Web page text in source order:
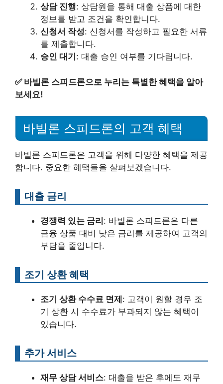
상담 진행: 상담원을 통해 대출 상품에 대한
정보를 받고 조건을 확인합니다.
신청서 작성: 신청서를 작성하고 필요한 서류
를 제출합니다.
승인 대기 : 대출 승인 여부를 기다립니다.
✅ 바빌론 스피드론으로 누리는 특별한 혜택을 알아
보세요!
바빌론 스피드론의 고객 혜택
바빌론 스피드론은 고객을 위해 다양한 혜택을 제공
합니다. 중요한 혜택들을 살펴보겠습니다.
대출 금리
경쟁력 있는 금리: 바빌론 스피드론은 다른
금융 상품 대비 낮은 금리를 제공하여 고객의
부담을 줄입니다.
조기 상환 혜택
조기 상환 수수료 면제: 고객이 원할 경우 조
기 상환 시 수수료가 부과되지 않는 혜택이
있습니다.
추가 서비스
재무 상담 서비스: 대출을 받은 후에도 재무